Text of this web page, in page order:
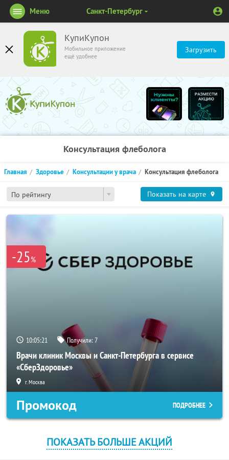
КупиКупон
Мобильное приложение
ещё удобнее
Загрузить
Меню Санкт-Петербург
Консультация флеболога
По рейтингу
Главная Здоровье Консультации у врача Консультация флеболога
Показать на карте
-25%
10:05:21 Получили:7
Врачи клиник Москвы и Санкт-Петербурга в сервисе
«СберЗдоровье»
г. Москва
Промокод ПОДРОБНЕЕ
ПОКАЗАТЬ БОЛЬШЕ АКЦИЙ